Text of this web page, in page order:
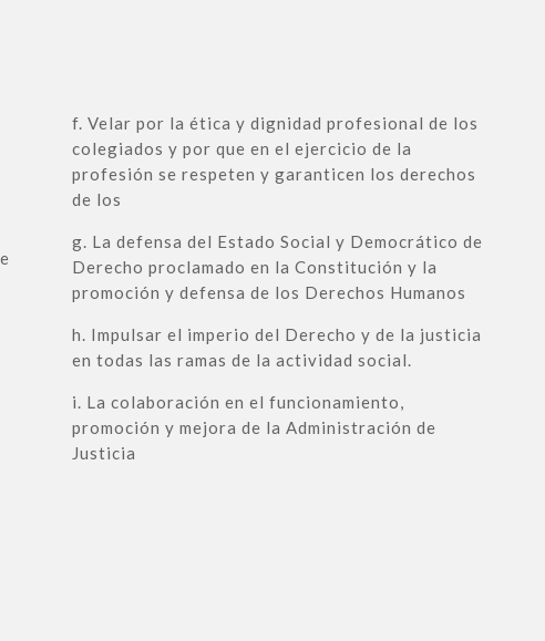
f. Velar por la ética y dignidad profesional de los
colegiados y por que en el ejercicio de la
profesión se respeten y garanticen los derechos
de los
g. La defensa del Estado Social y Democrático de
Derecho proclamado en la Constitución y la
promoción y defensa de los Derechos Humanos
h. Impulsar el imperio del Derecho y de la justicia
en todas las ramas de la actividad social.
i. La colaboración en el funcionamiento,
promoción y mejora de la Administración de
Justicia